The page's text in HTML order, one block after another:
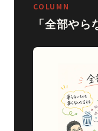
COLUMN
「全部やら